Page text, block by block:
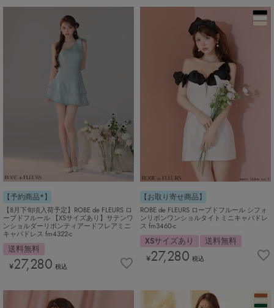
【予約商品*】
【8月下旬頃入荷予定】ROBE de FLEURS ロ
ーブドフルール 【XSサイズあり】サテンワ
ンショルダーリボンティアードフレアミニ
キャバドレス fm4322-c
送料無料
¥27,280 税込
【お取り寄せ商品】
ROBE de FLEURS ローブドフルール シフォ
ンリボンワンショルタイトミニキャバドレ
ス fm3460-c
XSサイズあり 送料無料
¥27,280 税込